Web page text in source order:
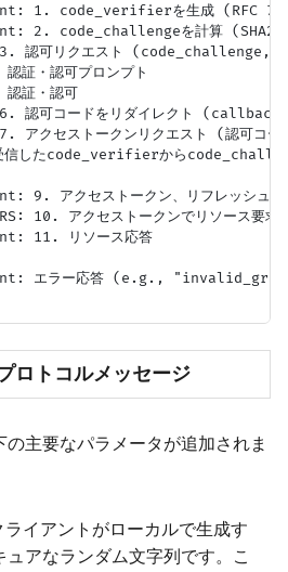
1. code_verifierを生成 (RFC
2. code_challengeを計算
認可リクエスト (code_challenge,
・認可プロンプト
証・認可
認可コードをリダイレクト (callback
アクセストークンリクエスト (認可コ
したcode_verifierから
9. アクセストークン、リフレッシュト
10. アクセストークンでリソース要求
11. リソース応答
エラー応答 (e.g.,
ロトコルメッセージ
主要なパラメータが追加されま
ライアントがローカルで生成す
ュアなランダム文字列です。こ